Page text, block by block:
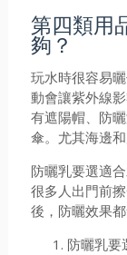
第四類用
夠？
玩水時很容易
動會讓紫外線
有遮陽帽、防
傘。尤其海邊
防曬乳要選適
很多人出門前
後，防曬效果
防曬乳要